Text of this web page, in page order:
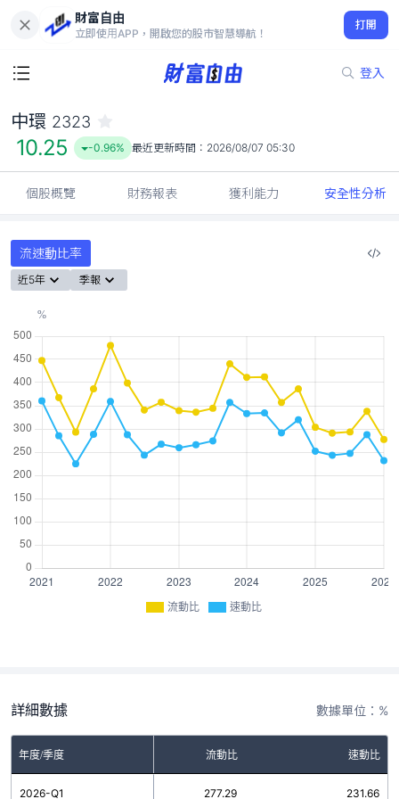
財富自由
立即使用APP，開啟您的股市智慧導航！
打開
登入
10.25
-0.96%
中環 2323
10.25 -0.96% 最近更新時間： 2026/08/07 05:30
個股概覽 財務報表 獲利能力 安全性分析
流速動比率
近5年 季報
流動比 速動比
詳細數據 數據單位：%
年度/季度 流動比 速動比
2026-Q1 277.29 231.66